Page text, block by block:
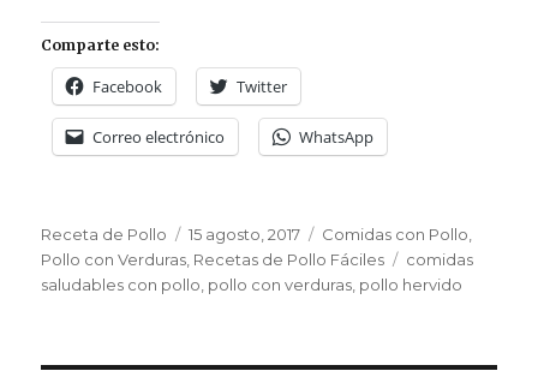
Comparte esto:
Facebook Twitter
Correo electrónico WhatsApp
Autor
Receta de Pollo
Publicado
el
15 agosto, 2017 Categorías
Comidas con Pollo
Pollo con Verduras Recetas de Pollo Fáciles Etiquetas
comidas
saludables con pollo pollo con verduras pollo hervido